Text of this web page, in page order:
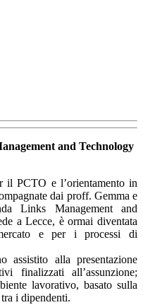
and Technology
il PCTO e l’orientamento in
dai proff. Gemma e
Links Management and
a Lecce, è ormai diventata
e per i processi di
assistito alla presentazione
finalizzati all’assunzione;
lavorativo, basato sulla
i dipendenti.